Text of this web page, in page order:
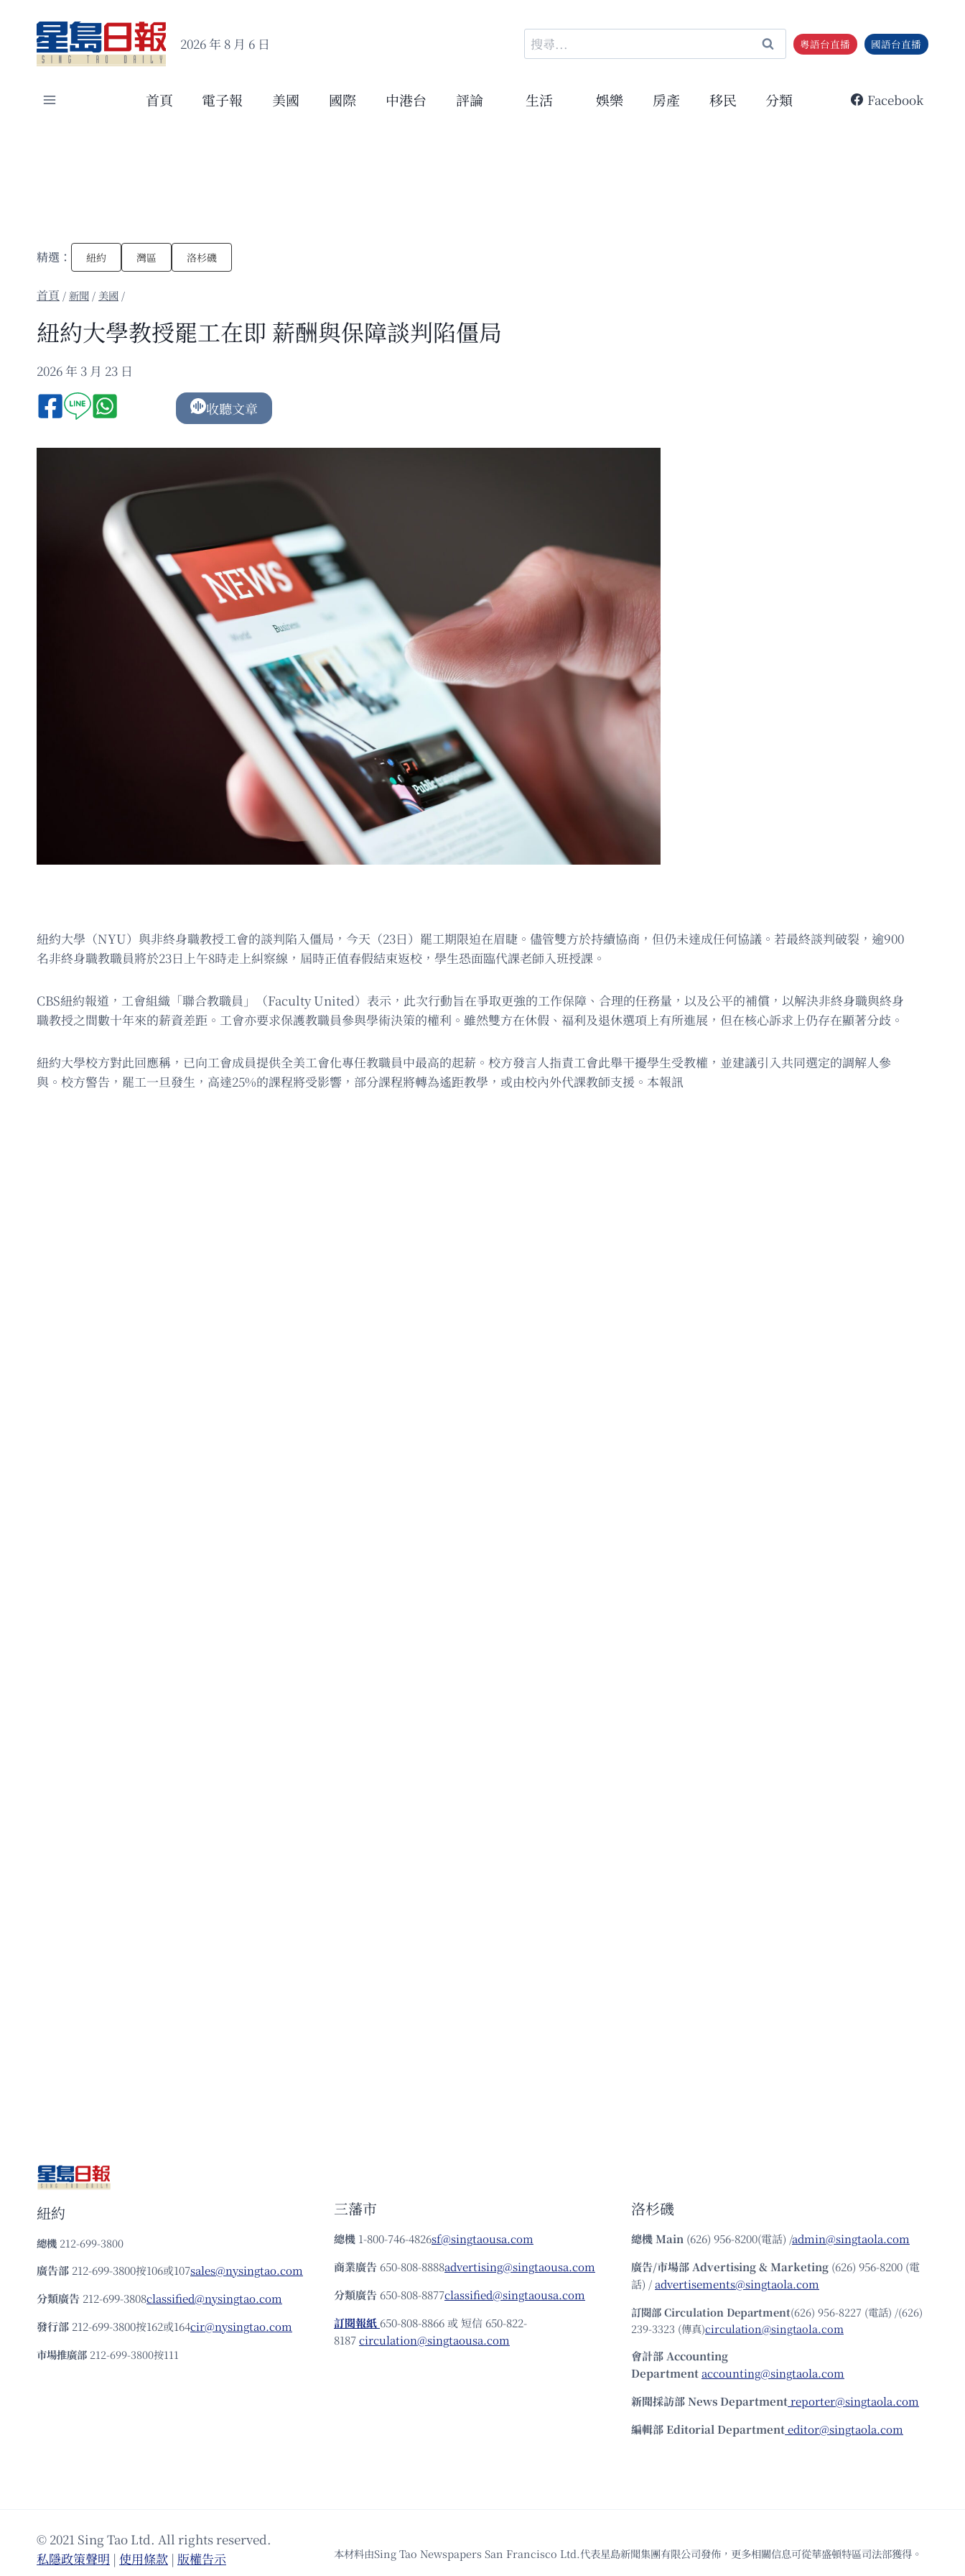
content
2026 年 8 月 6 日
搜
尋
鍵
粵語台直播 國語台直播
首頁 電子報 美國 國際 中港台 評論 生活 娛樂 房產 移民 分類 Facebook
精選： 紐約 灣區 洛杉磯
/新聞 / 美國 /
紐約大學教授罷工在即 薪酬與保障談判陷僵局
2026 年 3 月 23 日
收聽文章
紐約大學（NYU）與非終身職教授工會的談判陷入僵局，今天（23日）罷工期限迫在眉睫。儘管雙方於持續協商，但仍未達成任何協議。若最終談判破裂，逾900
名非終身職教職員將於23日上午8時走上糾察線，屆時正值春假結束返校，學生恐面臨代課老師入班授課。
CBS紐約報道，工會組織「聯合教職員」（Faculty United）表示，此次行動旨在爭取更強的工作保障、合理的任務量，以及公平的補償，以解決非終身職與終身
職教授之間數十年來的薪資差距。工會亦要求保護教職員參與學術決策的權利。雖然雙方在休假、福利及退休選項上有所進展，但在核心訴求上仍存在顯著分歧。
紐約大學校方對此回應稱，已向工會成員提供全美工會化專任教職員中最高的起薪。校方發言人指責工會此舉干擾學生受教權，並建議引入共同選定的調解人參
與。校方警告，罷工一旦發生，高達25%的課程將受影響，部分課程將轉為遙距教學，或由校內外代課教師支援。本報訊
紐約
總機 212-699-3800
廣告部 212-699-3800按106或107sales@nysingtao.com
分類廣告 212-699-3808classified@nysingtao.com
發⾏部 212-699-3800按162或164cir@nysingtao.com
市場推廣部 212-699-3800按111
三藩市
總機 1-800-746-4826sf@singtaousa.com
商業廣告 650-808-8888advertising@singtaousa.com
分類廣告 650-808-8877classified@singtaousa.com
訂閱報紙 650-808-8866 或 短信 650-822-
8187circulation@singtaousa.com
洛杉磯
總機Main (626) 956-8200(電話) /admin@singtaola.com
廣告/市場部Advertising & Marketing (626) 956-8200 (電
話) /advertisements@singtaola.com
訂閱部 Circulation Department(626) 956-8227 (電話) /(626)
239-3323 (傳真)circulation@singtaola.com
會計部 Accounting
Departmentaccounting@singtaola.com
新聞採訪部 News Departmentreporter@singtaola.com
編輯部 Editorial Departmenteditor@singtaola.com
© 2021 Sing Tao Ltd. All rights reserved.
私隱政策聲明 | 使⽤條款 | 版權告⽰ 本材料由Sing Tao Newspapers San Francisco Ltd.代表星島新聞集團有限公司發佈，更多相關信息可從華盛頓特區司法部獲得。